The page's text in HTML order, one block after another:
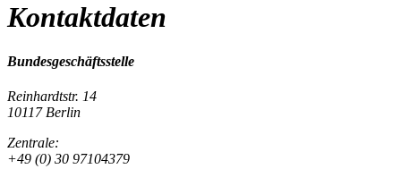
Kontaktdaten
Bundesgeschäftsstelle
Reinhardtstr. 14
10117 Berlin
Zentrale:
+49 (0) 30 97104379